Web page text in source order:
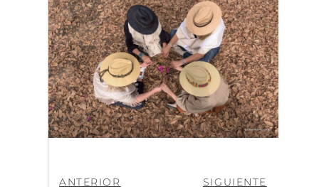
ANTERIOR SIGUIENTE